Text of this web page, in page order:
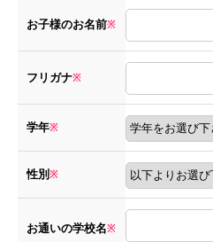
お子様のお名前※
フリガナ※
学年※
性別 ※
お通いの学校名※